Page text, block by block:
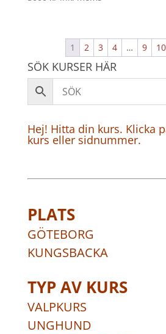
1 2 3 4 … 9 10
SÖK KURSER HÄR
Hej! Hitta din kurs. Klicka
kurs eller sidnummer.
PLATS
GÖTEBORG
KUNGSBACKA
TYP AV KURS
VALPKURS
UNGHUND